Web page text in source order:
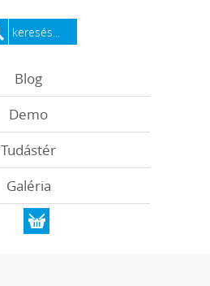
Blog
Demo
Tudástér
Galéria